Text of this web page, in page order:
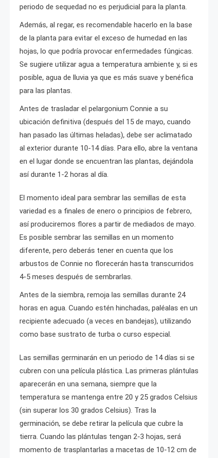
periodo de sequedad no es perjudicial para la planta.
Además, al regar, es recomendable hacerlo en la base
de la planta para evitar el exceso de humedad en las
hojas, lo que podría provocar enfermedades fúngicas.
Se sugiere utilizar agua a temperatura ambiente y, si es
posible, agua de lluvia ya que es más suave y benéfica
para las plantas.
Antes de trasladar el pelargonium Connie a su
ubicación definitiva (después del 15 de mayo, cuando
han pasado las últimas heladas), debe ser aclimatado
al exterior durante 10-14 días. Para ello, abre la ventana
en el lugar donde se encuentran las plantas, dejándola
así durante 1-2 horas al día.
El momento ideal para sembrar las semillas de esta
variedad es a finales de enero o principios de febrero,
así produciremos flores a partir de mediados de mayo.
Es posible sembrar las semillas en un momento
diferente, pero deberás tener en cuenta que los
arbustos de Connie no florecerán hasta transcurridos
4-5 meses después de sembrarlas.
Antes de la siembra, remoja las semillas durante 24
horas en agua. Cuando estén hinchadas, paléalas en un
recipiente adecuado (a veces en bandejas), utilizando
como base sustrato de turba o curso especial.
Las semillas germinarán en un periodo de 14 días si se
cubren con una película plástica. Las primeras plántulas
aparecerán en una semana, siempre que la
temperatura se mantenga entre 20 y 25 grados Celsius
(sin superar los 30 grados Celsius). Tras la
germinación, se debe retirar la película que cubre la
tierra. Cuando las plántulas tengan 2-3 hojas, será
momento de trasplantarlas a macetas de 10-12 cm de